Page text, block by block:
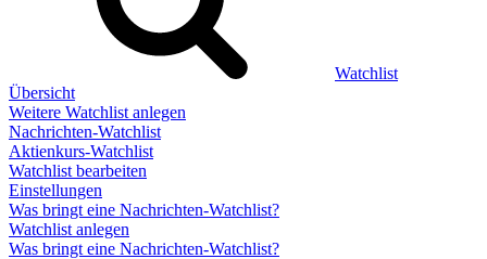
Watchlist
Übersicht
Weitere Watchlist anlegen
Nachrichten-Watchlist
Aktienkurs-Watchlist
Watchlist bearbeiten
Einstellungen
Was bringt eine Nachrichten-Watchlist?
Watchlist anlegen
Was bringt eine Nachrichten-Watchlist?